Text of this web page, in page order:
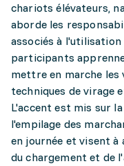
chariots élévateurs,
aborde les
associés à l'utilisation
participants
mettre en marche les
techniques de virage
L'accent est mis sur
l'empilage des
en journée et visent
du chargement et de